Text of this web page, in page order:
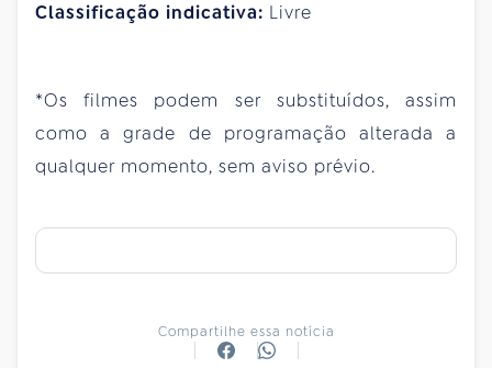
Classificação indicativa: Livre
*Os filmes podem ser substituídos, assim
como a grade de programação alterada a
qualquer momento, sem aviso prévio.
Compartilhe essa notícia